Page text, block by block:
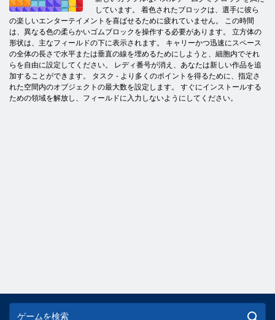
しています。 着色されたブロックは、選手に彼ら
の楽しいエンターテイメントを喜ばせるために疲れていません。 この時間
は、異なる色の柔らかいゴムブロックを操作する必要があります。 立方体の
形状は、主なフィールドの下に表示されます。 キャリーかつ迅速にスペース
の全体の長さで水平または垂直の線を埋めるためにしようと、細胞内でそれ
らを自由に設定してください。 レディ番号が消え、あなたは新しい作品を追
加することができます。 タスク - より多くのポイントを得るために、指定さ
れた空間内のオブジェクトの最大数を設定します。 すぐにインストールする
ための領域を解放し、フィールドに入力しないようにしてください。